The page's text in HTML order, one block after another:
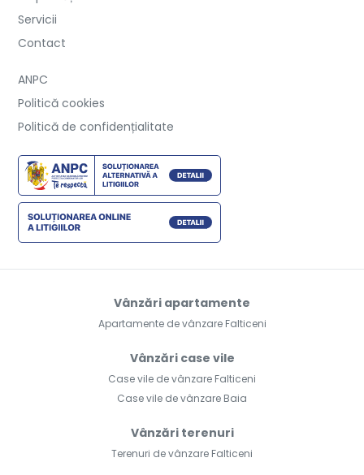
Servicii
Contact
ANPC
Politică cookies
Politică de confidențialitate
Vânzări apartamente
Apartamente de vânzare Falticeni
Vânzări case vile
Case vile de vânzare Falticeni
Case vile de vânzare Baia
Vânzări terenuri
Terenuri de vânzare Falticeni